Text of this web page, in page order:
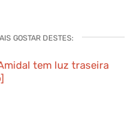
GOSTAR DESTES:
tem luz traseira